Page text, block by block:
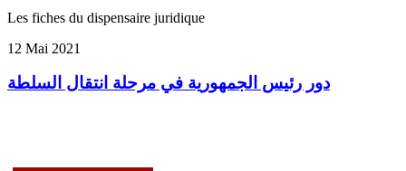
Les fiches du dispensaire juridique
12 Mai 2021
دور رئيس الجمهورية في مرحلة انتقال السلطة